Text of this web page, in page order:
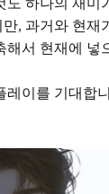
도 하나의 재미
, 과거와 현재
해서 현재에 넣
레이를 기대합